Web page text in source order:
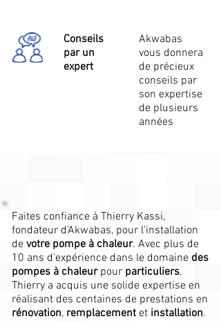
Conseils
par un
expert
Akwabas
vous donnera
de précieux
conseils par
son expertise
de plusieurs
années
Faites confiance à Thierry Kassi,
fondateur d'Akwabas, pour l'installation
de votre pompe à chaleur. Avec plus de
10 ans d'expérience dans le domaine des
pompes à chaleur pour particuliers,
Thierry a acquis une solide expertise en
réalisant des centaines de prestations en
rénovation, remplacement et installation.